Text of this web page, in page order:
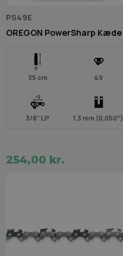
PS49E
OREGON PowerSharp Kæde
35 cm 49
3/8" LP 1,3 mm (0,050″)
254,00 kr.